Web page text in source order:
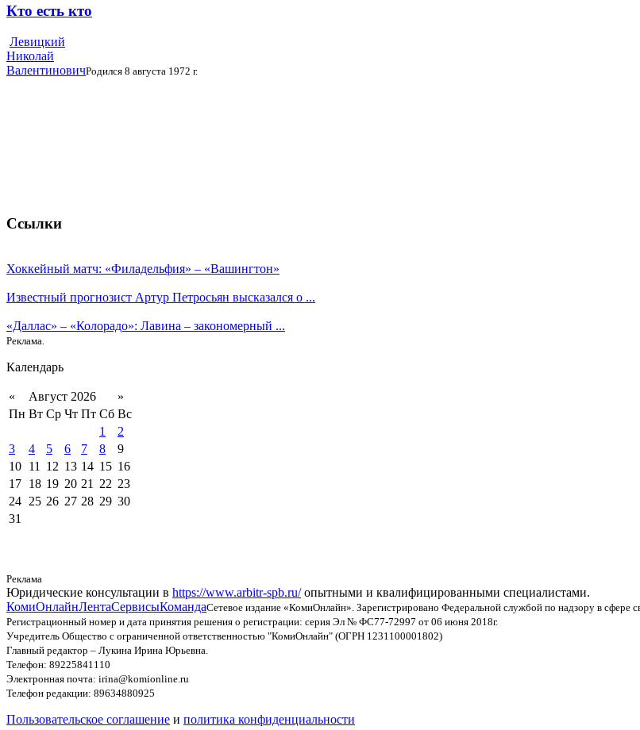
Кто есть кто
Левицкий
Николай
ВалентиновичРодился 8 августа 1972 г.
Ссылки
Хоккейный матч: «Филадельфия» – «Вашингтон»
Известный прогнозист Артур Петросьян высказался о ...
«Даллас» – «Колорадо»: Лавина – закономерный ...
Реклама.
Календарь
« Август 2026
»
Пн Вт Ср Чт Пт Сб Вс
1
2
3
4 5 6 7 8
9
10 11 12 13 14 15 16
17 18 19 20 21 22 23
24 25 26 27 28 29 30
31
Реклама
Юридические консультации в https://www.arbitr-spb.ru/опытными и квалифицированными специалистами.
КомиОнлайнЛентаСервисыКомандаСетевое издание «КомиОнлайн». Зарегистрировано Федеральной службой по надзору в
Регистрационный номер и дата принятия решения о регистрации: серия Эл № ФС77-72997 от 06 июня 2018г.
Учредитель Общество с ограниченной ответственностью "КомиОнлайн" (ОГРН 1231100001802)
Главный редактор – Лукина Ирина Юрьевна.
Телефон: 89225841110
Электронная почта: irina@komionline.ru
Телефон редакции: 89634880925
Пользовательское соглашение и политика конфиденциальности